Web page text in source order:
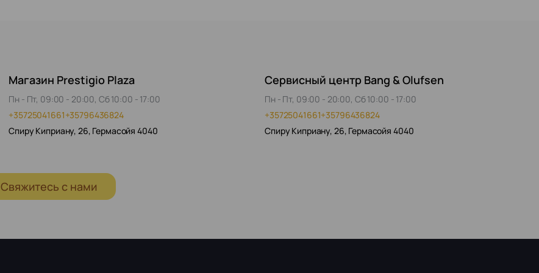
Магазин Prestigio Plaza
Пн - Пт, 09:00 - 20:00, Сб 10:00 - 17:00
+35725041661+35796436824
Спиру Киприану, 26, Гермасойя 4040
Сервисный центр Bang & Olufsen
Пн - Пт, 09:00 - 20:00, Сб 10:00 - 17:00
+35725041661+35796436824
Спиру Киприану, 26, Гермасойя 4040
Свяжитесь с нами